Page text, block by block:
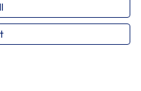
Tutti i diritti riservati
Policy